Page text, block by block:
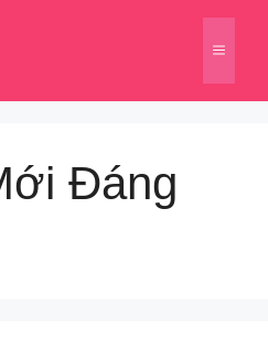
Menu
Đáng